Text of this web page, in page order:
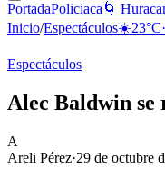
PortadaPoliciaca 🌀
Inicio/Espectáculos☀️23°C·
Espectáculos
Alec Baldwin se
A
Areli Pérez·29 de octubre